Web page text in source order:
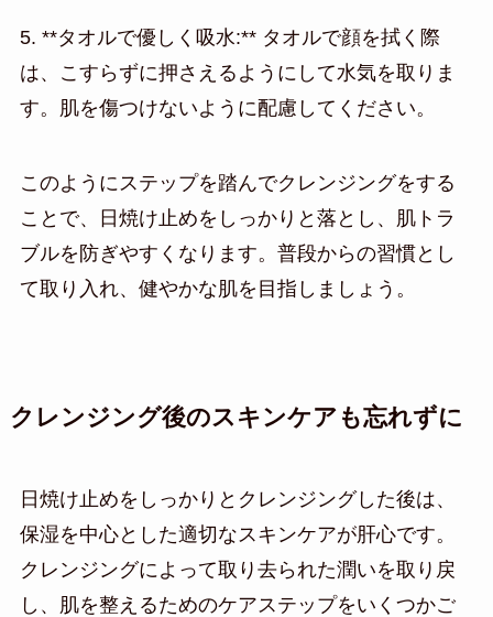
5. **タオルで優しく吸水:** タオルで顔を拭く際
は、こすらずに押さえるようにして水気を取りま
す。肌を傷つけないように配慮してください。
このようにステップを踏んでクレンジングをする
ことで、日焼け止めをしっかりと落とし、肌トラ
ブルを防ぎやすくなります。普段からの習慣とし
て取り入れ、健やかな肌を目指しましょう。
クレンジング後のスキンケアも忘れずに
日焼け止めをしっかりとクレンジングした後は、
保湿を中心とした適切なスキンケアが肝心です。
クレンジングによって取り去られた潤いを取り戻
し、肌を整えるためのケアステップをいくつかご